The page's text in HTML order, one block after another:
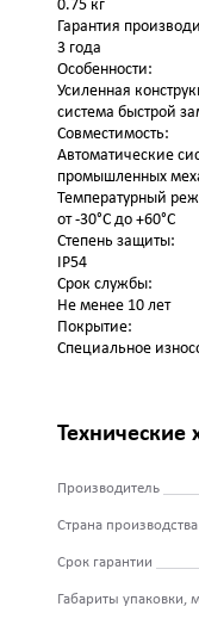
0.75 кг
Гарантия
3 года
Особенности:
Усиленная
система быстрой
Совместимость:
Автоматические
промышленных
Температурный
от -30°C до +60°C
Степень защиты:
IP54
Срок службы:
Не менее 10 лет
Покрытие:
Специальное
Технические
Производитель
Страна производства
Срок гарантии
Габариты упаковки,